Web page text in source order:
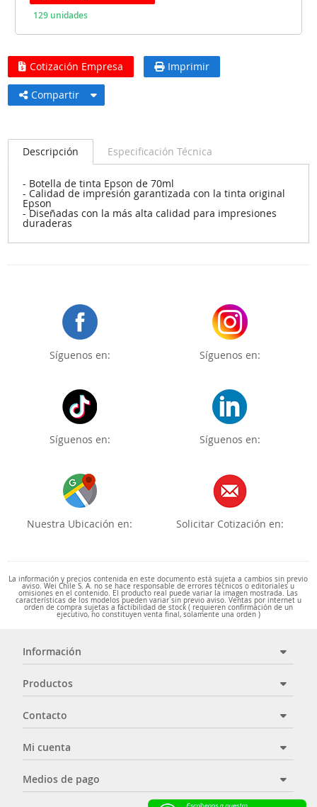
129 unidades
Cotización Empresa Imprimir
Compartir
Descripción Especificación Técnica
- Botella de tinta Epson de 70ml
- Calidad de impresión garantizada con la tinta original
Epson
- Diseñadas con la más alta calidad para impresiones
duraderas
Síguenos en: Síguenos en:
Síguenos en: Síguenos en:
Nuestra Ubicación en: Solicitar Cotización en:
La información y precios contenida en este documento está sujeta a cambios sin previo
aviso. Wei Chile S. A. no se hace responsable de errores técnicos o editoriales u
omisiones en el contenido. El producto real puede variar la imagen mostrada. Las
características de los modelos pueden variar sin previo aviso. Ventas por internet u
orden de compra sujetas a factibilidad de stock ( requieren confirmación de un
ejecutivo, no constituyen venta final, solamente una orden )
Información
Productos
Contacto
Mi cuenta
Medios de pago